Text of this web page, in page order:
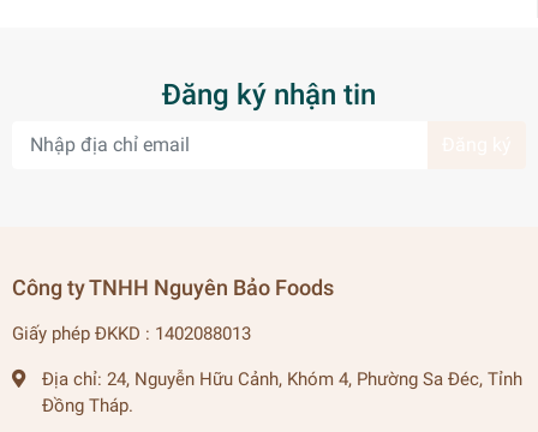
Đăng ký nhận tin
Công ty TNHH Nguyên Bảo Foods
Giấy phép ĐKKD : 1402088013
Địa chỉ: 24, Nguyễn Hữu Cảnh, Khóm 4, Phường Sa Đéc, Tỉnh
Đồng Tháp.